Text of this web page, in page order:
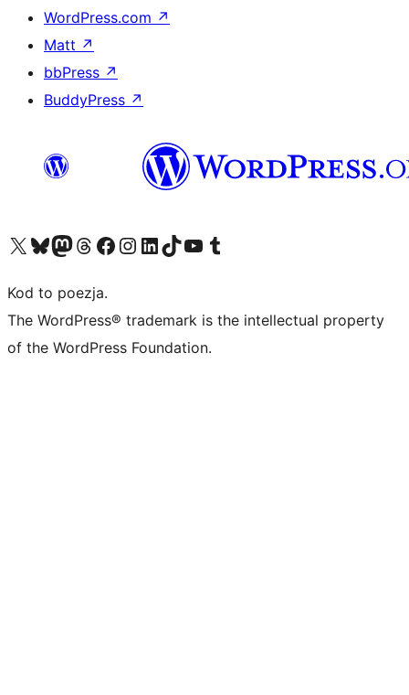
WordPress.com ↗
Matt ↗
bbPress ↗
BuddyPress ↗
Odwiedź nasze konto X (dawniej Twitter)
Odwiedź nasze konto Bluesky
Odwiedź nasze konto na Mastodoncie
Odwiedź naszego Threadsa
Odwiedź naszego Facebooka
Odwiedź nasze konto na Instagramie
Odwiedź nasze konto na LinkedIn
Odwiedź naszego TikToka
Odwiedź nasz kanał YouTube
Odwiedź naszego Tumblra
Kod to poezja.
The WordPress® trademark is the intellectual property
of the WordPress Foundation.